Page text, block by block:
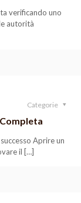
verificando uno
autorità
Categorie
Aprire un
il […]